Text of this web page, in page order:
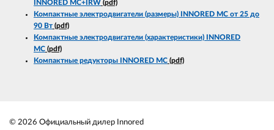
INNORED MC+IRW (pdf)
Компактные электродвигатели (размеры) INNORED MC от 25 до
90 Вт (pdf)
Компактные электродвигатели (характеристики) INNORED
MC (pdf)
Компактные редукторы INNORED MC (pdf)
© 2026 Официальный дилер Innored